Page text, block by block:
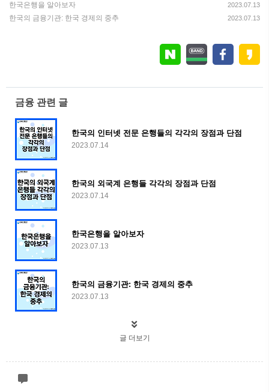
한국은행을 알아보자 2023.07.13
한국의 금융기관: 한국 경제의 중추 2023.07.13
금융 관련 글
한국의 인터넷 전문 은행들의 각각의 장점과 단점
2023.07.14
한국의 외국계 은행들 각각의 장점과 단점
2023.07.14
한국은행을 알아보자
2023.07.13
한국의 금융기관: 한국 경제의 중추
2023.07.13
글 더보기